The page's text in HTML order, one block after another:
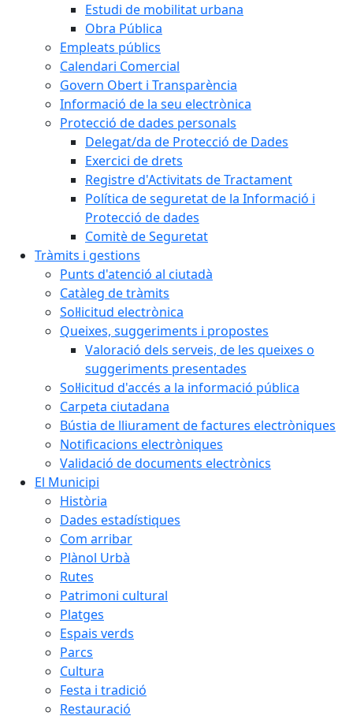
Estudi de mobilitat urbana
Obra Pública
Empleats públics
Calendari Comercial
Govern Obert i Transparència
Informació de la seu electrònica
Protecció de dades personals
Delegat/da de Protecció de Dades
Exercici de drets
Registre d'Activitats de Tractament
Política de seguretat de la Informació i
Protecció de dades
Comitè de Seguretat
Tràmits i gestions
Punts d'atenció al ciutadà
Catàleg de tràmits
Sol·licitud electrònica
Queixes, suggeriments i propostes
Valoració dels serveis, de les queixes o
suggeriments presentades
Sol·licitud d'accés a la informació pública
Carpeta ciutadana
Bústia de lliurament de factures electròniques
Notificacions electròniques
Validació de documents electrònics
El Municipi
Història
Dades estadístiques
Com arribar
Plànol Urbà
Rutes
Patrimoni cultural
Platges
Espais verds
Parcs
Cultura
Festa i tradició
Restauració